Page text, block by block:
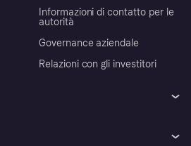
Informazioni di contatto per le
autorità
Governance aziendale
Relazioni con gli investitori